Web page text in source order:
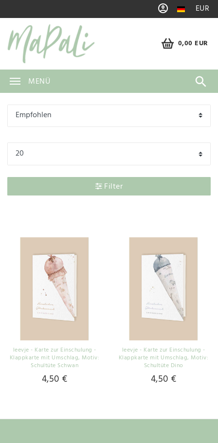
EUR
0,00 EUR
MENÜ
Filter
leevje - Karte zur Einschulung -
Klappkarte mit Umschlag, Motiv:
Schultüte Schwan
4,50 €
leevje - Karte zur Einschulung -
Klappkarte mit Umschlag, Motiv:
Schultüte Dino
4,50 €